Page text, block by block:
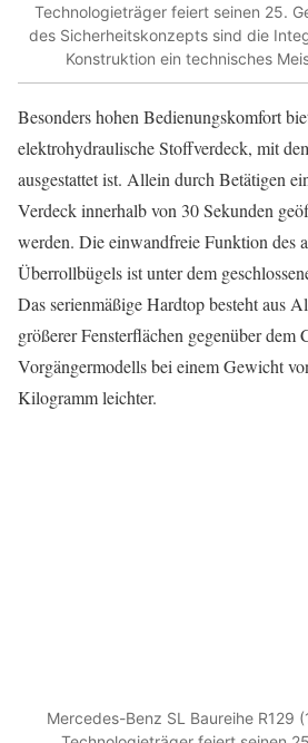
Technologieträger feiert seinen 25.
des Sicherheitskonzepts sind die
Konstruktion ein technisches
Besonders hohen Bedienungskomfort
elektrohydraulische Stoffverdeck, mit
ausgestattet ist. Allein durch Betätigen
Verdeck innerhalb von 30 Sekunden
werden. Die einwandfreie Funktion des
Überrollbügels ist unter dem
Das serienmäßige Hardtop besteht aus
größerer Fensterflächen gegenüber dem
Vorgängermodells bei einem Gewicht
Kilogramm leichter.
Mercedes-Benz SL Baureihe R129